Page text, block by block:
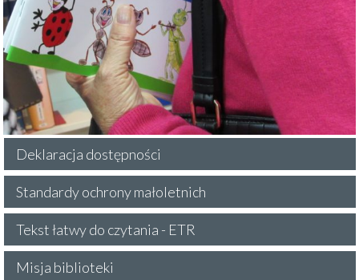
Deklaracja dostępności
Standardy ochrony małoletnich
Tekst łatwy do czytania - ETR
Misja biblioteki